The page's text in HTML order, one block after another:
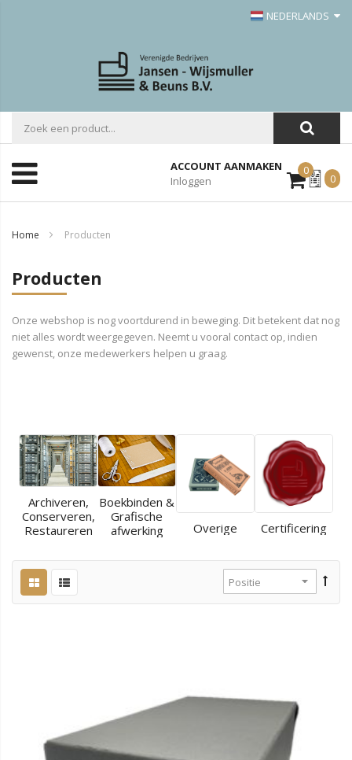
NEDERLANDS
ACCOUNT AANMAKEN
Inloggen
0Mijn
Offerte
0
Home Producten
Producten
Onze webshop is nog voortdurend in beweging. Dit betekent dat nog
niet alles wordt weergegeven. Neemt u vooral contact op, indien
gewenst, onze medewerkers helpen u graag.
Archiveren,
Conserveren,
Restaureren
Boekbinden &
Grafische
afwerking
Overige Certificering